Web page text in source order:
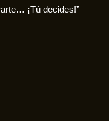
¡Tú decides!”